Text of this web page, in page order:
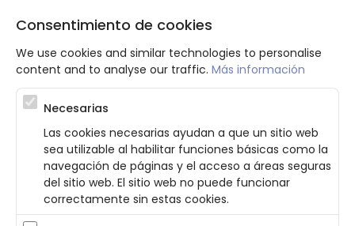
Consentimiento de cookies
We use cookies and similar technologies to personalise
content and to analyse our traffic. Más información
Necesarias
Las cookies necesarias ayudan a que un sitio web
sea utilizable al habilitar funciones básicas como la
navegación de páginas y el acceso a áreas seguras
del sitio web. El sitio web no puede funcionar
correctamente sin estas cookies.
Atbalsta programma augsti kvalificētu darba ņēmēju piesaistei.
Projekta ietvaros plānota informācijas pakalpojuma izstrāde, kas
ļauj pakalpojumu sniedzējiem digitalizēt uzņēmuma procesus.
Projekta rezultātā ir veikta mobilo lietotņu un pašapkalpošanās
portāla izveide. Projekta ieviešanas rezultatā plānota
bezkontakta apkalpošanas risinājumu izveide pakalpojumu
sniedzējiem. Nr. JU-PI-2022/43.